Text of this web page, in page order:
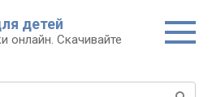
детей
онлайн. Скачивайте